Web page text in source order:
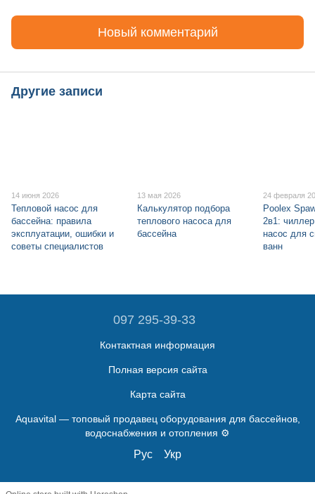
Новый комментарий
Другие записи
14 июня 2026
Тепловой насос для
бассейна: правила
эксплуатации, ошибки и
советы специалистов
13 мая 2026
Калькулятор подбора
теплового насоса для
бассейна
24 февраля
Poolex
2в1:
насос для
ванн
097 295-39-33
Контактная информация
Полная версия сайта
Карта сайта
Aquavital — топовый продавец оборудования для бассейнов,
водоснабжения и отопления ⚙️
Рус Укр